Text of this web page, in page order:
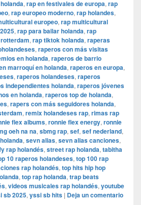
, rap en festivales de europa, rap
, rap europeo moderno, rap holandes,
europeo, rap multicultural
, rap para bailar holanda, rap
, rap tiktok holanda, raperas
, raperos con más visitas
en holanda, raperos de barrio
marroquí en holanda, raperos en europa,
, raperos holandeses, raperos
independientes holanda, raperos jóvenes
en holanda, raperos top de holanda,
, rapers con más seguidores holanda,
, remix holandeses rap, rimas rap
flex albums, ronnie flex energy, ronnie
oeh na na, sbmg rap, sef, sef nederland,
, sevn alias, sevn alias canciones,
rap holandés, street rap holanda, tabitha
10 raperos holandeses, top 100 rap
rap holandés, top hits hip hop
, top rap holanda, trap beats
, videos musicales rap holandés, youtube
sb 2025, yssi sb hits | Deja un comentario